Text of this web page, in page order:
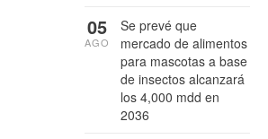
Se prevé que
mercado de alimentos
para mascotas a base
de insectos alcanzará
los 4,000 mdd en
2036
05
AGO